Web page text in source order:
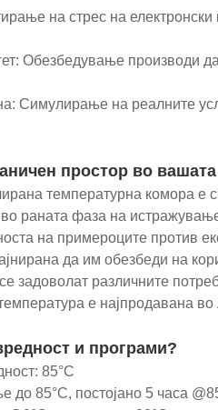
на стрес на
Обезбедување производи
Симулирање на реалните
простор во вашата
температурна комора е
раната фаза на
на примероците против
да им обезбеди на
задоволат различните
е најпродавана
и програми?
85°C
до 85°C, постојано 5 часа